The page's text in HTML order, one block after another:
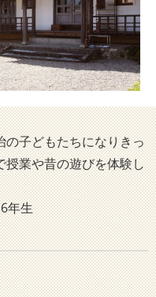
子どもたちになりきっ
業や昔の遊びを体験し
年生